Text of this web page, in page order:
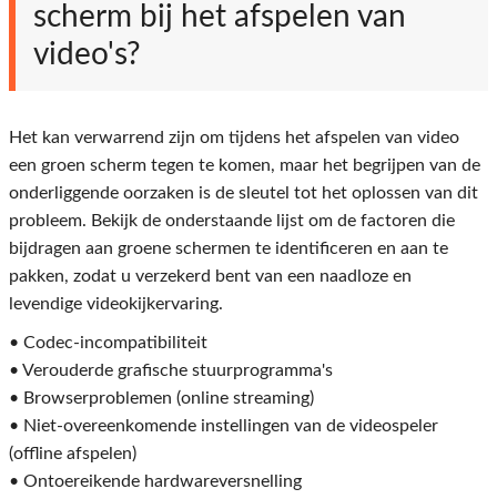
scherm bij het afspelen van
video's?
Het kan verwarrend zijn om tijdens het afspelen van video
een groen scherm tegen te komen, maar het begrijpen van de
onderliggende oorzaken is de sleutel tot het oplossen van dit
probleem. Bekijk de onderstaande lijst om de factoren die
bijdragen aan groene schermen te identificeren en aan te
pakken, zodat u verzekerd bent van een naadloze en
levendige videokijkervaring.
• Codec-incompatibiliteit
• Verouderde grafische stuurprogramma's
• Browserproblemen (online streaming)
• Niet-overeenkomende instellingen van de videospeler
(offline afspelen)
• Ontoereikende hardwareversnelling